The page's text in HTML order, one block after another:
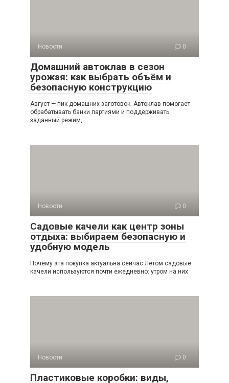
Новости 0
Домашний автоклав в сезон
урожая: как выбрать объём и
безопасную конструкцию
Август — пик домашних заготовок. Автоклав помогает
обрабатывать банки партиями и поддерживать
заданный режим,
Новости 0
Садовые качели как центр зоны
отдыха: выбираем безопасную и
удобную модель
Почему эта покупка актуальна сейчас Летом садовые
качели используются почти ежедневно: утром на них
Новости 0
Пластиковые коробки: виды,